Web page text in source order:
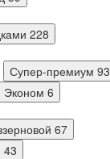
228
Супер-премиум 93
Эконом 6
67
43